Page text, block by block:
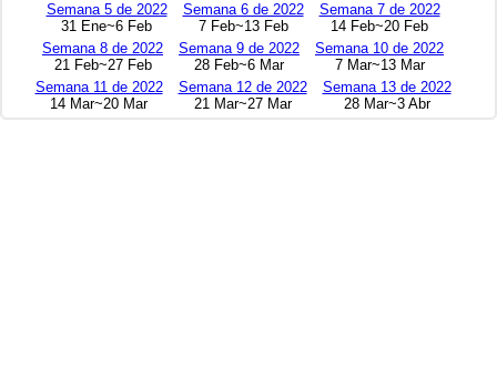
Semana 5 de 2022
31 Ene~6 Feb
Semana 6 de 2022
7 Feb~13 Feb
Semana 7 de 2022
14 Feb~20 Feb
Semana 8 de 2022
21 Feb~27 Feb
Semana 9 de 2022
28 Feb~6 Mar
Semana 10 de 2022
7 Mar~13 Mar
Semana 11 de 2022
14 Mar~20 Mar
Semana 12 de 2022
21 Mar~27 Mar
Semana 13 de 2022
28 Mar~3 Abr